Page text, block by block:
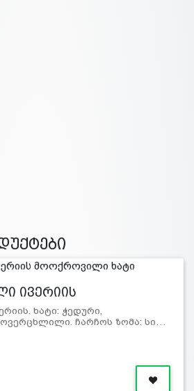
ივერიის
ხატი: ჭედური,
ჩარჩოს ზომა: სი…